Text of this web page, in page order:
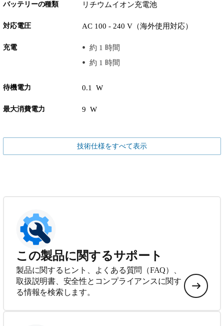
バッテリーの種類 リチウムイオン充電池
対応電圧 AC 100 - 240 V（海外使用対応）
充電
約 1 時間
約 1 時間
待機電力 0.1 W
最大消費電力 9 W
技術仕様をすべて表示
この製品に関するサポート
製品に関するヒント、よくある質問（FAQ）、
取扱説明書、安全性とコンプライアンスに関す
る情報を検索します。